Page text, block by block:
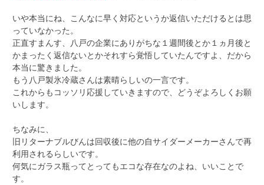
いや本当にね、こんなに早く対応というか返信いただけるとは思
っていなかった。
正直すまんす、八戸の企業にありがちな１週間後とか１ヵ月後と
かまったく返信ないとかそれすら覚悟していたんですよ、だから
本当に驚きました。
もう八戸製氷冷蔵さんは素晴らしいの一言です。
これからもコッソリ応援していきますので、どうぞよろしくお願
いします。
ちなみに、
旧リターナブルびんは回収後に他の自サイダーメーカーさんで再
利用されるらしいです。
何気にガラス瓶ってとってもエコな存在なのよね、いいことで
す。